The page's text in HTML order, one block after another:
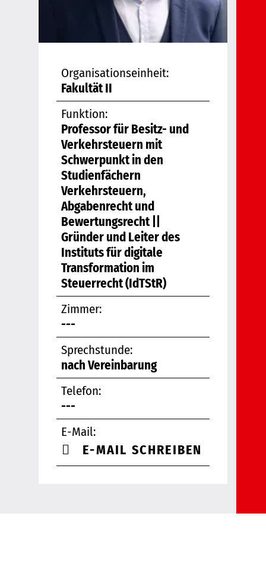
Organisationseinheit:
Fakultät II
Funktion:
Professor für Besitz- und
Verkehrsteuern mit
Schwerpunkt in den
Studienfächern
Verkehrsteuern,
Abgabenrecht und
Bewertungsrecht ||
Gründer und Leiter des
Instituts für digitale
Transformation im
Steuerrecht (IdTStR)
Zimmer:
---
Sprechstunde:
nach Vereinbarung
Telefon:
---
E-Mail:
E-MAIL SCHREIBEN